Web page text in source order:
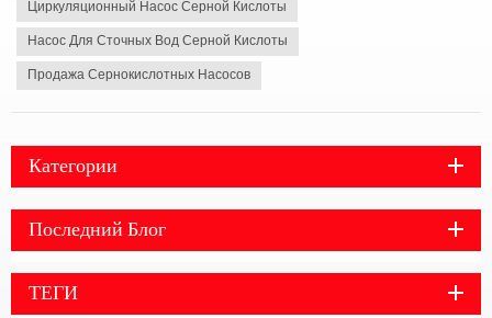
Циркуляционный Насос Серной Кислоты
Насос Для Сточных Вод Серной Кислоты
Продажа Сернокислотных Насосов
Категории
Последний Блог
ТЕГИ